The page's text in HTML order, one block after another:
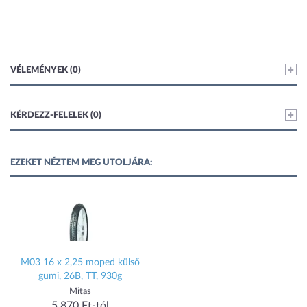
VÉLEMÉNYEK (0)
KÉRDEZZ-FELELEK (0)
EZEKET NÉZTEM MEG UTOLJÁRA:
M03 16 x 2,25 moped külső
gumi, 26B, TT, 930g
Mitas